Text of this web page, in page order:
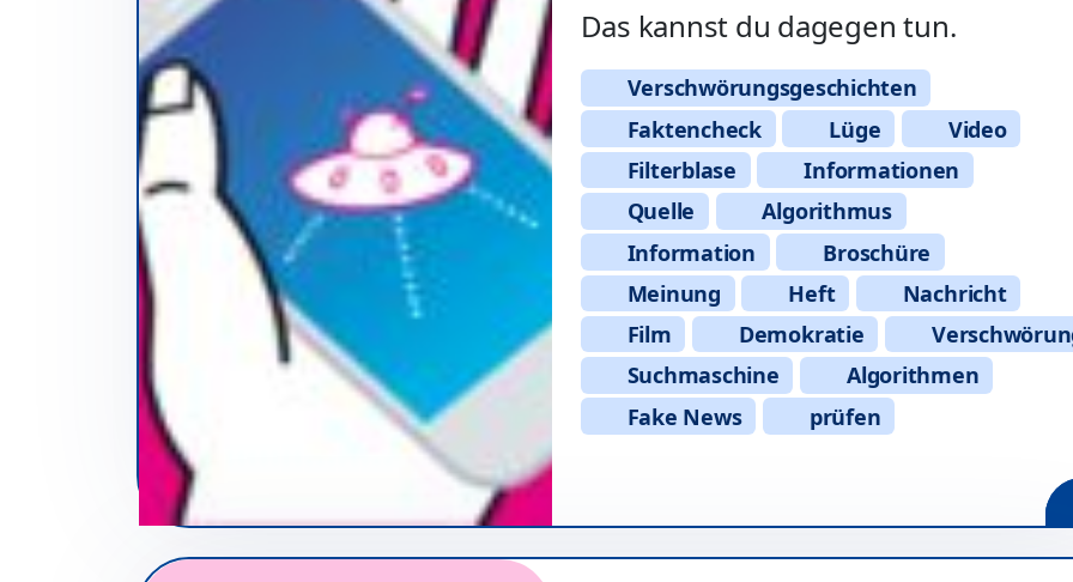
Das kannst du dagegen tun.
Verschwörungsgeschichten
Faktencheck
Lüge
Video
Filterblase
Informationen
Quelle
Algorithmus
Information
Broschüre
Meinung
Heft
Nachricht
Film
Demokratie
Suchmaschine
Algorithmen
Fake News
prüfen